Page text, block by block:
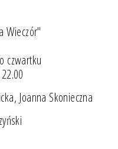
Wieczór"
czwartku
Joanna Skonieczna